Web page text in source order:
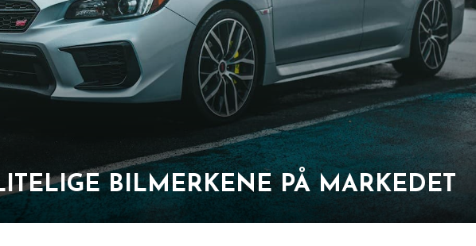
BILMERKENE PÅ MARKEDET